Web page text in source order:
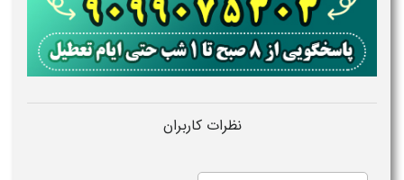
نظرات کاربران